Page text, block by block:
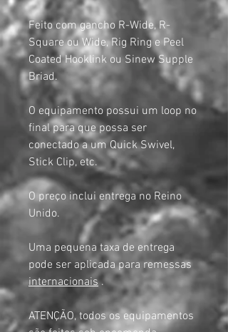
Feito com gancho R-Wide, R-
Square ou Wide, Rig Ring e Peel
Coated Hooklink ou Sinew Supple
Briad.
O equipamento possui um loop no
final para que possa ser
conectado a um Quick Swivel,
Stick Clip, etc.
O preço inclui entrega no Reino
Unido.
Uma pequena taxa de entrega
pode ser aplicada para remessas
internacionais.
ATENÇÃO, todos os equipamentos